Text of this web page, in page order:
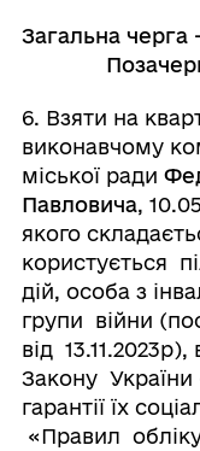
Загальна
6. Взяти на
виконавчому
міської ради
Павловича,
якого
користується
дій, особа з
групи війни
від 13.11.2023р),
Закону України
гарантії їх
«Правил